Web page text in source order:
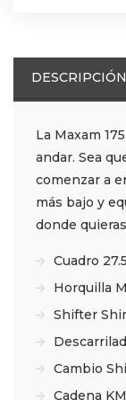
DESCRIPCIÓN
La Maxam
andar. Sea
comenzar a
más bajo y
donde
Cuadro
Horquilla
Shifter
Cambio
Cadena